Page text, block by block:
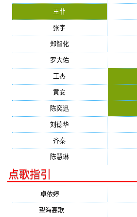
王菲
张宇
郑智化
罗大佑
王杰
黄安
陈奕迅
刘德华
齐秦
陈慧琳
点歌指引
卓依婷
望海高歌